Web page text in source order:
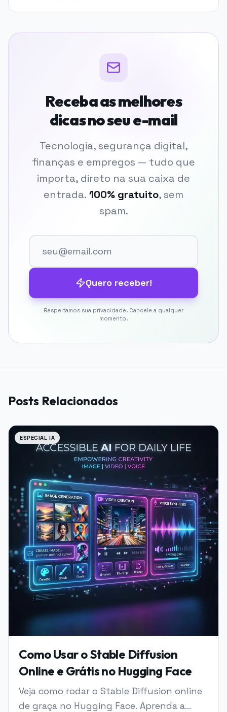
Receba as melhores
dicas no seu e-mail
Tecnologia, segurança digital,
finanças e empregos — tudo que
importa, direto na sua caixa de
entrada. 100% gratuito, sem
spam.
Quero receber!
Respeitamos sua privacidade. Cancele a qualquer
momento.
Posts Relacionados
ESPECIAL IA
Como Usar o Stable Diffusion
Online e Grátis no Hugging Face
Veja como rodar o Stable Diffusion online
de graça no Hugging Face. Aprenda a